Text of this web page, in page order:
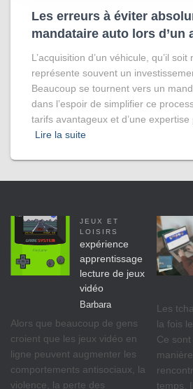
Les erreurs à éviter
mandataire auto lors d’un
L’acquisition d’un véhicule, qu’il soit
représente souvent un
Beaucoup se tournent vers un
dans l’espoir de simplifier ce
tarifs avantageux et d’une expertise
Lire la suite
JEUX ET
LOISIRS
expérience
apprentissage
lecture de jeux
vidéo
Barbara
Alors que beaucoup de gens
croient que les jeux vidéo en
ligne peuvent augmenter les
comportements antisociaux, la
violence, la perte des
Les
la fois
Ce
temps.